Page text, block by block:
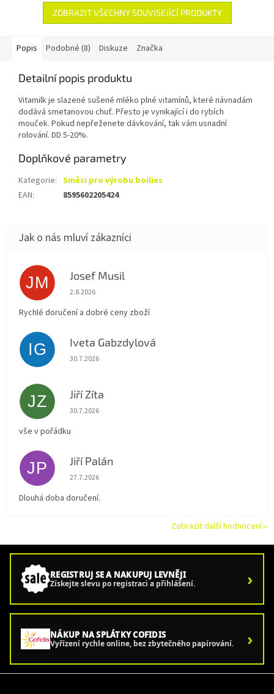
ZOBRAZIT VŠECHNY SOUVISEJÍCÍ PRODUKTY
Popis Podobné (8) Diskuze Značka
Detailní popis produktu
Vitamilk je slazené sušené mléko plné vitamínů, které návnadám
dodává smetanovou chuť. Přesto je vynikající i do rybích
mouček. Pokud nepřeženete dávkování, tak vám usnadní
rolování. DD 5-20%.
Doplňkové parametry
Kategorie: Směsi pro výrobu boilies
EAN: 8595602205424
JM Josef Musil
Hodnocení obchodu je 5 z 5 hvězdiček.
2.8.2026
Rychlé doručení a dobré ceny zboží
IG Iveta Gabzdylová
Hodnocení obchodu je 5 z 5 hvězdiček.
30.7.2026
JZ Jiří Zíta
Hodnocení obchodu je 5 z 5 hvězdiček.
30.7.2026
vše v pořádku
JP Jiří Palán
Hodnocení obchodu je 5 z 5 hvězdiček.
27.7.2026
Dlouhá doba doručení.
Zobrazit další hodnocení
REGISTRUJ SE A NAKUPUJ LEVNĚJI
Získejte slevu po registraci a přihlášení. ›
NÁKUP NA SPLÁTKY COFIDIS
Vyřízení rychle online, bez zbytečného papírování. ›